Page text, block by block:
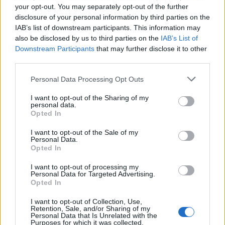
your opt-out. You may separately opt-out of the further
disclosure of your personal information by third parties on the
IAB’s list of downstream participants. This information may
also be disclosed by us to third parties on the IAB’s List of
Downstream Participants that may further disclose it to other
Personal Data Processing Opt Outs
I want to opt-out of the Sharing of my
personal data.
Opted In
I want to opt-out of the Sale of my
Personal Data.
Opted In
I want to opt-out of processing my
Personal Data for Targeted Advertising.
Opted In
I want to opt-out of Collection, Use,
Retention, Sale, and/or Sharing of my
Personal Data that Is Unrelated with the
Purposes for which it was collected.
Tam, kde teče Doubravka
1.3.2001 | Lucie Domonkošová
Každý člověk má na světě místo, kde se cítí dobře, a které má rád.
Často se na něj vrací, zjišťuje informace a někdy o něm dokonce
napíše i knihu. Takovým způsobem vznikla kniha Marie Hruškové
"Tam, kde teče Doubravka". Jak už napovídá sám název, autorka
žádnou řeku nenajdete, avšak místní obyvatelé řece, která se
Žena v éře globalizace
1.2.2001 | Hynek Kalvoda
"V mezinárodní honbě za co nejlevnější výrobou se ´globalizovaná
žena´ spotřebovává jako přírodní surovina" (str. 203). Touto
Globalizovaná žena. Byla by to však škoda, protože kniha přináší
mnoho příkladů porušovaní morálních principů nejen vzhledem k
ženě, ale i vůči všem lidem a přírodě. Je mimo jiné zajímavou